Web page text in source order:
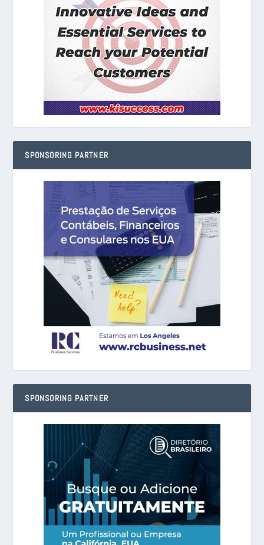
SPONSORING PARTNER
SPONSORING PARTNER